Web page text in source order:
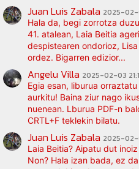
Juan Luis Zabala 2025-
Hala da, begi zorrotza
41. atalean, Laia Beitia
despistearen ondorioz,
ordez. Bigarren edizior...
Angelu Villa 2025-02-03
Egia esan, liburua
aurkitu! Baina ziur nago
nuenean. Lburua PDF-n
CRTL+F teklekin bilatu.
Juan Luis Zabala 2025-02-
Laia Beitia? Aipatu dut
Non? Hala izan bada, ez